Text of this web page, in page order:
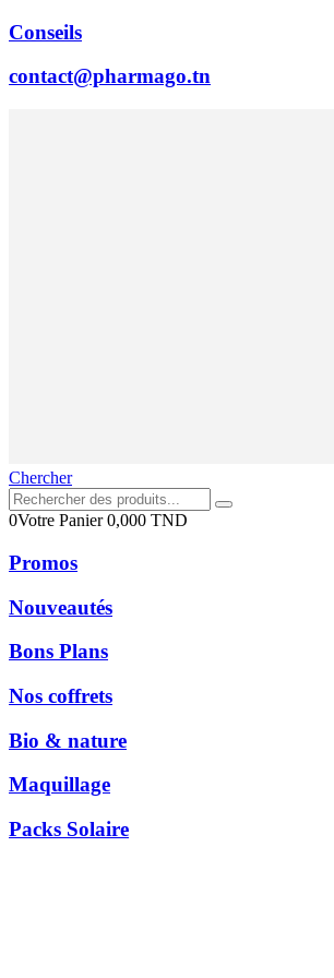
Conseils
contact@pharmago.tn
Chercher
0Votre Panier0,000 TND
Promos
Nouveautés
Bons Plans
Nos coffrets
Bio & nature
Maquillage
Packs Solaire